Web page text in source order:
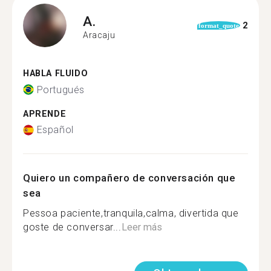
A.
Aracaju
format_quote 2
HABLA FLUIDO
Portugués
APRENDE
Español
Quiero un compañero de conversación que
sea
Pessoa paciente,tranquila,calma, divertida que
goste de conversar...Leer más